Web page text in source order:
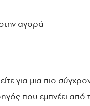
αγορά
για μια πιο
που εμπνέει από